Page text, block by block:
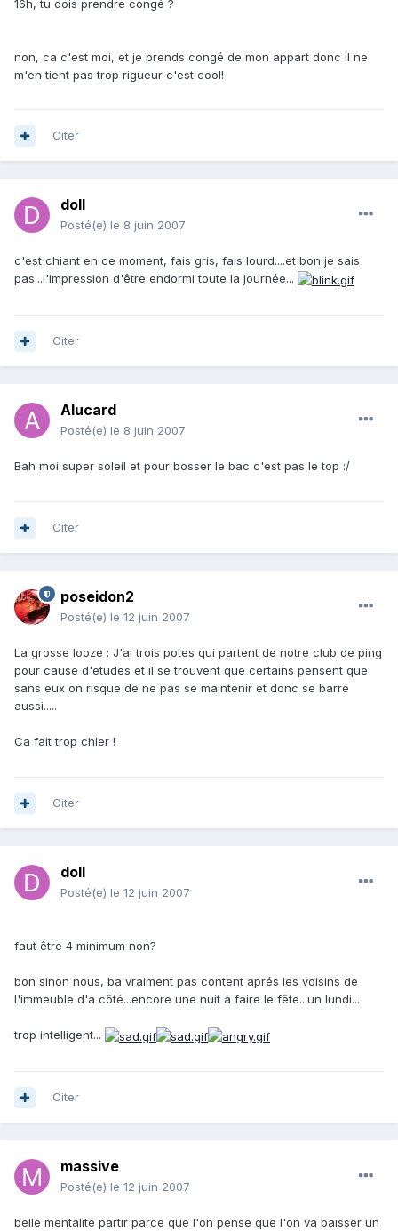
16h, tu dois prendre congé ?
non, ca c'est moi, et je prends congé de mon appart donc il ne
m'en tient pas trop rigueur c'est cool!
Citer
doll
Posté(e) le 8 juin 2007
c'est chiant en ce moment, fais gris, fais lourd....et bon je sais
pas...l'impression d'être endormi toute la journée...
Citer
Alucard
Posté(e) le 8 juin 2007
Bah moi super soleil et pour bosser le bac c'est pas le top :/
Citer
poseidon2
Posté(e) le 12 juin 2007
La grosse looze : J'ai trois potes qui partent de notre club de ping
pour cause d'etudes et il se trouvent que certains pensent que
sans eux on risque de ne pas se maintenir et donc se barre
aussi.....
Ca fait trop chier !
Citer
doll
Posté(e) le 12 juin 2007
faut être 4 minimum non?
bon sinon nous, ba vraiment pas content aprés les voisins de
l'immeuble d'a côté...encore une nuit à faire le fête...un lundi...
trop intelligent...
Citer
massive
Posté(e) le 12 juin 2007
belle mentalité partir parce que l'on pense que l'on va baisser un